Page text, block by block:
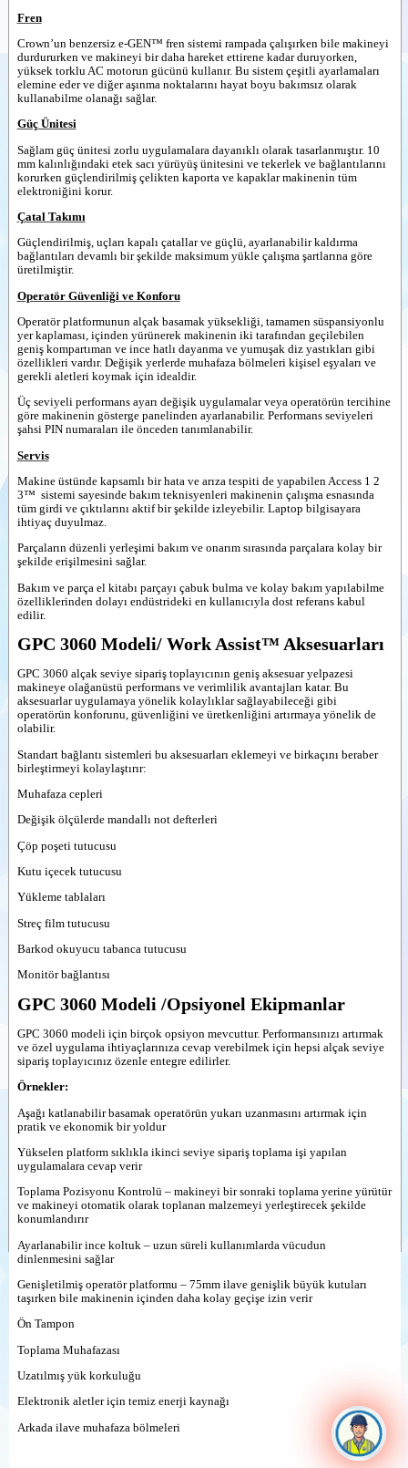
Fren
Crown’un benzersiz e-GEN™ fren sistemi rampada çalışırken bile makineyi
durdururken ve makineyi bir daha hareket ettirene kadar duruyorken,
yüksek torklu AC motorun gücünü kullanır. Bu sistem çeşitli ayarlamaları
elemine eder ve diğer aşınma noktalarını hayat boyu bakımsız olarak
kullanabilme olanağı sağlar.
Güç Ünitesi
Sağlam güç ünitesi zorlu uygulamalara dayanıklı olarak tasarlanmıştır. 10
mm kalınlığındaki etek sacı yürüyüş ünitesini ve tekerlek ve bağlantılarını
korurken güçlendirilmiş çelikten kaporta ve kapaklar makinenin tüm
elektroniğini korur.
Çatal Takımı
Güçlendirilmiş, uçları kapalı çatallar ve güçlü, ayarlanabilir kaldırma
bağlantıları devamlı bir şekilde maksimum yükle çalışma şartlarına göre
üretilmiştir.
Operatör Güvenliği ve Konforu
Operatör platformunun alçak basamak yüksekliği, tamamen süspansiyonlu
yer kaplaması, içinden yürünerek makinenin iki tarafından geçilebilen
geniş kompartıman ve ince hatlı dayanma ve yumuşak diz yastıkları gibi
özellikleri vardır. Değişik yerlerde muhafaza bölmeleri kişisel eşyaları ve
gerekli aletleri koymak için idealdir.
Üç seviyeli performans ayarı değişik uygulamalar veya operatörün tercihine
göre makinenin gösterge panelinden ayarlanabilir. Performans seviyeleri
şahsi PIN numaraları ile önceden tanımlanabilir.
Servis
Makine üstünde kapsamlı bir hata ve arıza tespiti de yapabilen Access 1 2
3™ sistemi sayesinde bakım teknisyenleri makinenin çalışma esnasında
tüm girdi ve çıktılarını aktif bir şekilde izleyebilir. Laptop bilgisayara
ihtiyaç duyulmaz.
Parçaların düzenli yerleşimi bakım ve onarım sırasında parçalara kolay bir
şekilde erişilmesini sağlar.
Bakım ve parça el kitabı parçayı çabuk bulma ve kolay bakım yapılabilme
özelliklerinden dolayı endüstrideki en kullanıcıyla dost referans kabul
edilir.
GPC 3060 Modeli/ Work Assist™ Aksesuarları
GPC 3060 alçak seviye sipariş toplayıcının geniş aksesuar yelpazesi
makineye olağanüstü performans ve verimlilik avantajları katar. Bu
aksesuarlar uygulamaya yönelik kolaylıklar sağlayabileceği gibi
operatörün konforunu, güvenliğini ve üretkenliğini artırmaya yönelik de
olabilir.
Standart bağlantı sistemleri bu aksesuarları eklemeyi ve birkaçını beraber
birleştirmeyi kolaylaştırır:
Muhafaza cepleri
Değişik ölçülerde mandallı not defterleri
Çöp poşeti tutucusu
Kutu içecek tutucusu
Yükleme tablaları
Streç film tutucusu
Barkod okuyucu tabanca tutucusu
Monitör bağlantısı
GPC 3060 Modeli /Opsiyonel Ekipmanlar
GPC 3060 modeli için birçok opsiyon mevcuttur. Performansınızı artırmak
ve özel uygulama ihtiyaçlarınıza cevap verebilmek için hepsi alçak seviye
sipariş toplayıcınız özenle entegre edilirler.
Örnekler:
Aşağı katlanabilir basamak operatörün yukarı uzanmasını artırmak için
pratik ve ekonomik bir yoldur
Yükselen platform sıklıkla ikinci seviye sipariş toplama işi yapılan
uygulamalara cevap verir
Toplama Pozisyonu Kontrolü – makineyi bir sonraki toplama yerine yürütür
ve makineyi otomatik olarak toplanan malzemeyi yerleştirecek şekilde
konumlandırır
Ayarlanabilir ince koltuk – uzun süreli kullanımlarda vücudun
dinlenmesini sağlar
Genişletilmiş operatör platformu – 75mm ilave genişlik büyük kutuları
taşırken bile makinenin içinden daha kolay geçişe izin verir
Ön Tampon
Toplama Muhafazası
Uzatılmış yük korkuluğu
Elektronik aletler için temiz enerji kaynağı
Arkada ilave muhafaza bölmeleri